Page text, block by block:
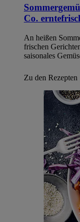
Co.
An heißen
frischen
saisonales
Zu den Rezepten